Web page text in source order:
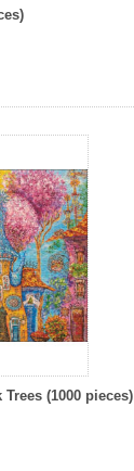
(1000 pieces)